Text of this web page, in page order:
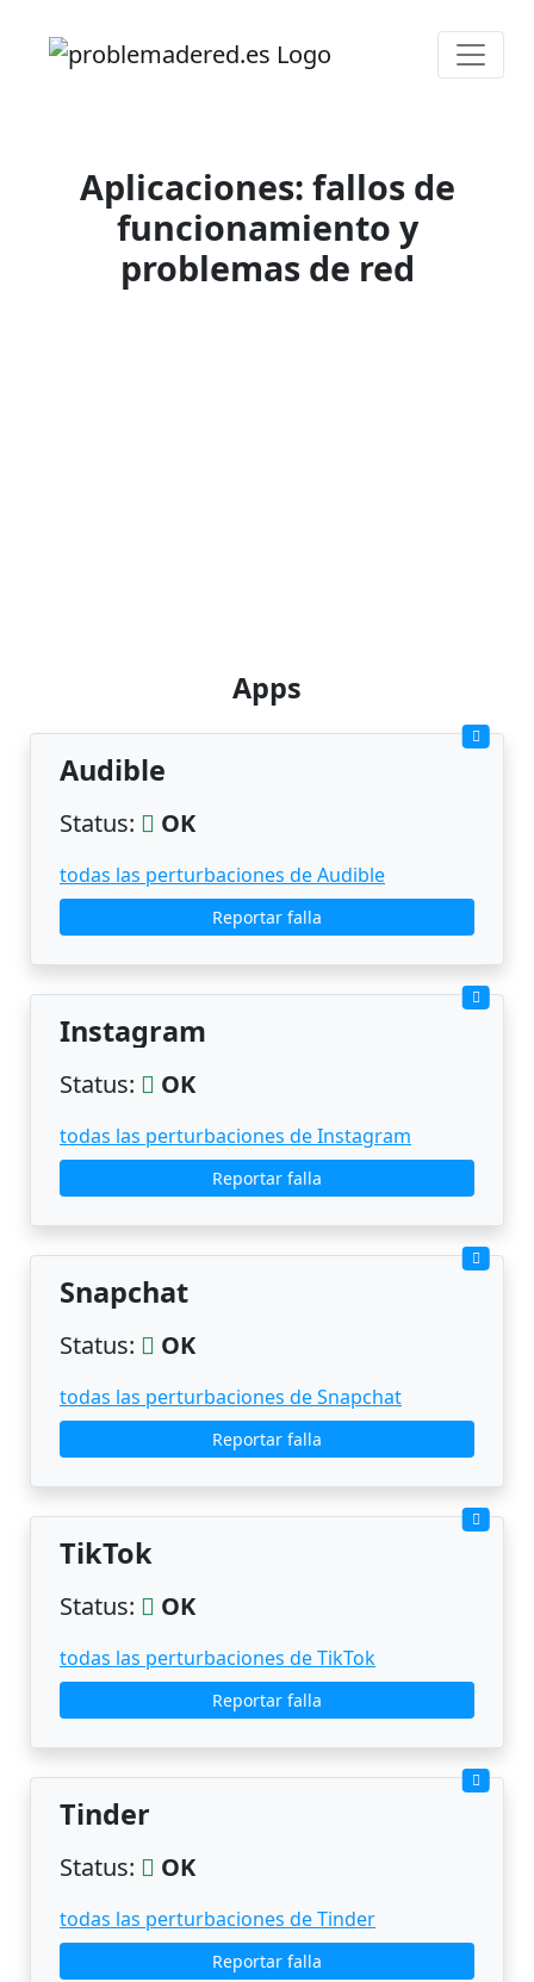
Aplicaciones: fallos de
funcionamiento y
problemas de red
Apps
Audible
Status: OK
todas las perturbaciones de Audible
Reportar falla
Instagram
Status: OK
todas las perturbaciones de Instagram
Reportar falla
Snapchat
Status: OK
todas las perturbaciones de Snapchat
Reportar falla
TikTok
Status: OK
todas las perturbaciones de TikTok
Reportar falla
Tinder
Status: OK
todas las perturbaciones de Tinder
Reportar falla